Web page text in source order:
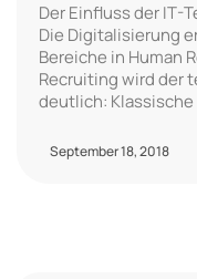
Der Einfluss der IT-
Die Digitalisierung
Bereiche in Human
Recruiting wird der
deutlich:
September 18, 2018